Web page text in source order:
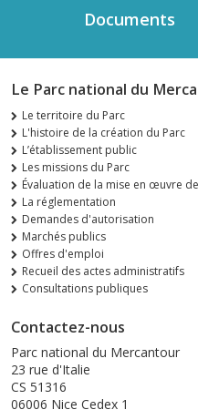
Documents
Le Parc national du
Le territoire du Parc
L'histoire de la création du Parc
L’établissement public
Les missions du Parc
Évaluation de la mise en œuvre
La réglementation
Demandes d'autorisation
Marchés publics
Offres d'emploi
Recueil des actes administratifs
Consultations publiques
Contactez-nous
Parc national du Mercantour
23 rue d'Italie
CS 51316
06006 Nice Cedex 1